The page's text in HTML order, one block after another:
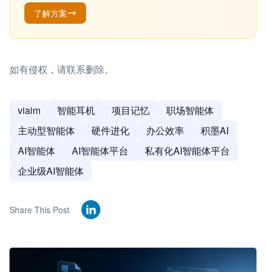
了解方案
如有侵权，请联系删除。
viaim 智能耳机 项目记忆
职场智能体
主动型智能体
硬件进化 办公效率
积墨AI
AI智能体
AI智能体平台
私有化AI智能体平台
企业级AI智能体
Share This Post